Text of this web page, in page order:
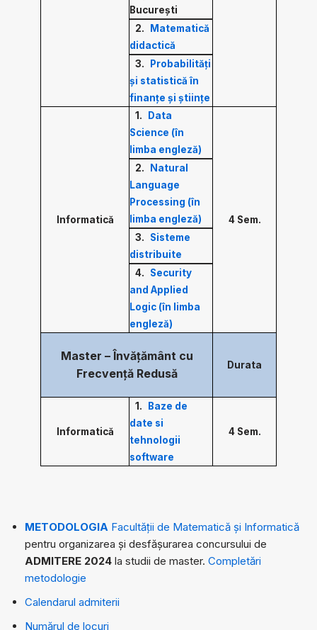
București
2.
Matematică
didactică
3.
Probabilități
și statistică în
finanțe și științe
Informatică
1.
Data
Science (în
limba engleză)
4 Sem.
2.
Natural
Language
Processing (în
limba engleză)
3.
Sisteme
distribuite
4.
Security
and Applied
Logic (în limba
engleză)
Master – Învățământ cu
Frecvență Redusă
Durata
Informatică
1.
Baze de
date si
tehnologii
software
4 Sem.
METODOLOGIA Facultății de Matematică și Informatică
pentru organizarea și desfășurarea concursului de
ADMITERE 2024 la studii de master. Completări
metodologie
Calendarul admiterii
Numărul de locuri